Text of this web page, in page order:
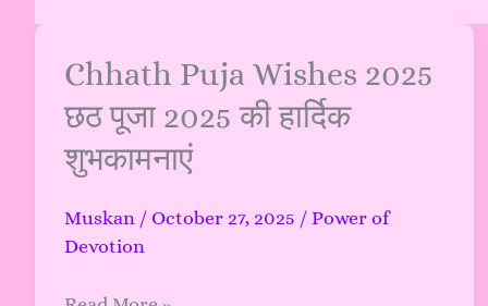
Chhath Puja Wishes 2025
छठ पूजा 2025 की हार्दिक
शुभकामनाएं
Muskan / October 27, 2025 / Power of
Devotion
Chhath
Wishes
2025
छठ
पूजा
2025
हार्दिक